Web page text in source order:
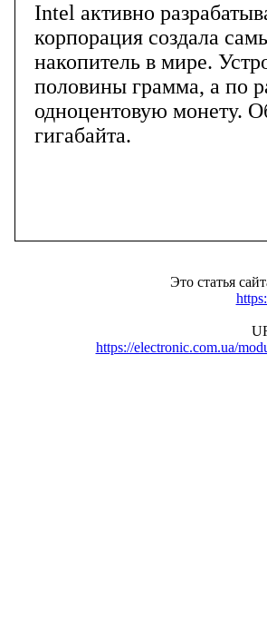
Intel активно
корпорация создала
накопитель в мире.
половины грамма, а по
одноцентовую монету.
гигабайта.
Это статья
https://electronic.com.ua/